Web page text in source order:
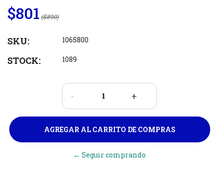
$801 ($890)
SKU: 1065800
STOCK: 1089
- +
← Seguir comprando